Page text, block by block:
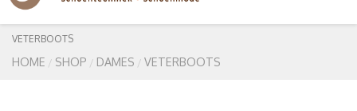
VETERBOOTS
HOME SHOP DAMES VETERBOOTS